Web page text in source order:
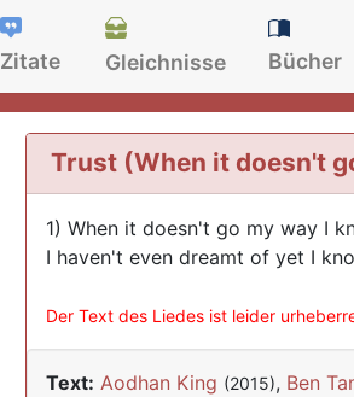
Zitate Gleichnisse Bücher
Trust (When it doesn't
1) When it doesn't go my way I
I haven't even dreamt of yet I
Der Text des Liedes ist leider
Text: Aodhan King (2015), Ben